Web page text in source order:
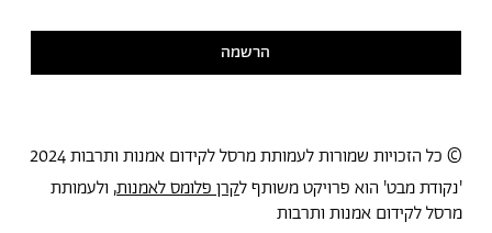
הרשמה
© כל הזכויות שמורות לעמותת מרסל לקידום אמנות ותרבות 2024
'נקודת מבט' הוא פרויקט משותף לקרן פלומס לאמנות, ולעמותת
מרסל לקידום אמנות ותרבות